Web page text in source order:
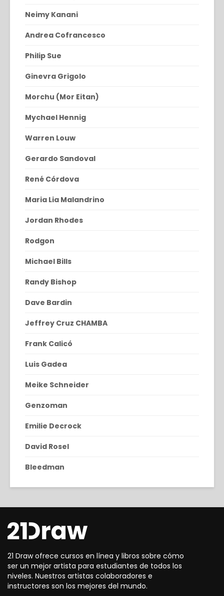
Neimy Kanani
Andrea Cofrancesco
Philip Sue
Ginevra Grigolo
Morchu (Mor Eitan)
Mychael Hennig
Warren Louw
Gerardo Sandoval
René Córdova
Maria Lia Malandrino
Jordan Rhodes
Rodgon
Michael Bills
Randy Bishop
Dave Bardin
Jeffrey Cruz CHAMBA
Frank Calicó
Luis Gadea
Meike Schneider
Genzoman
Emilie Decrock
David Rosel
Bleedman
21 Draw ofrece cursos en línea y libros sobre cómo
ser un mejor artista para estudiantes de todos los
niveles. Nuestros artistas colaboradores e
instructores son los mejores del mundo.